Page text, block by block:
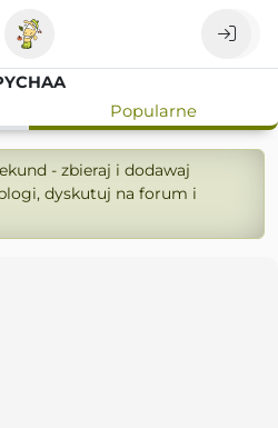
Popularne
- zbieraj i dodawaj
dyskutuj na forum i